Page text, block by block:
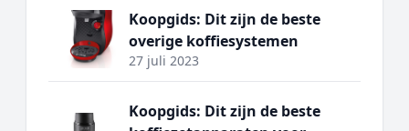
Koopgids: Dit zijn de beste
overige koffiesystemen
27 juli 2023
Koopgids: Dit zijn de beste